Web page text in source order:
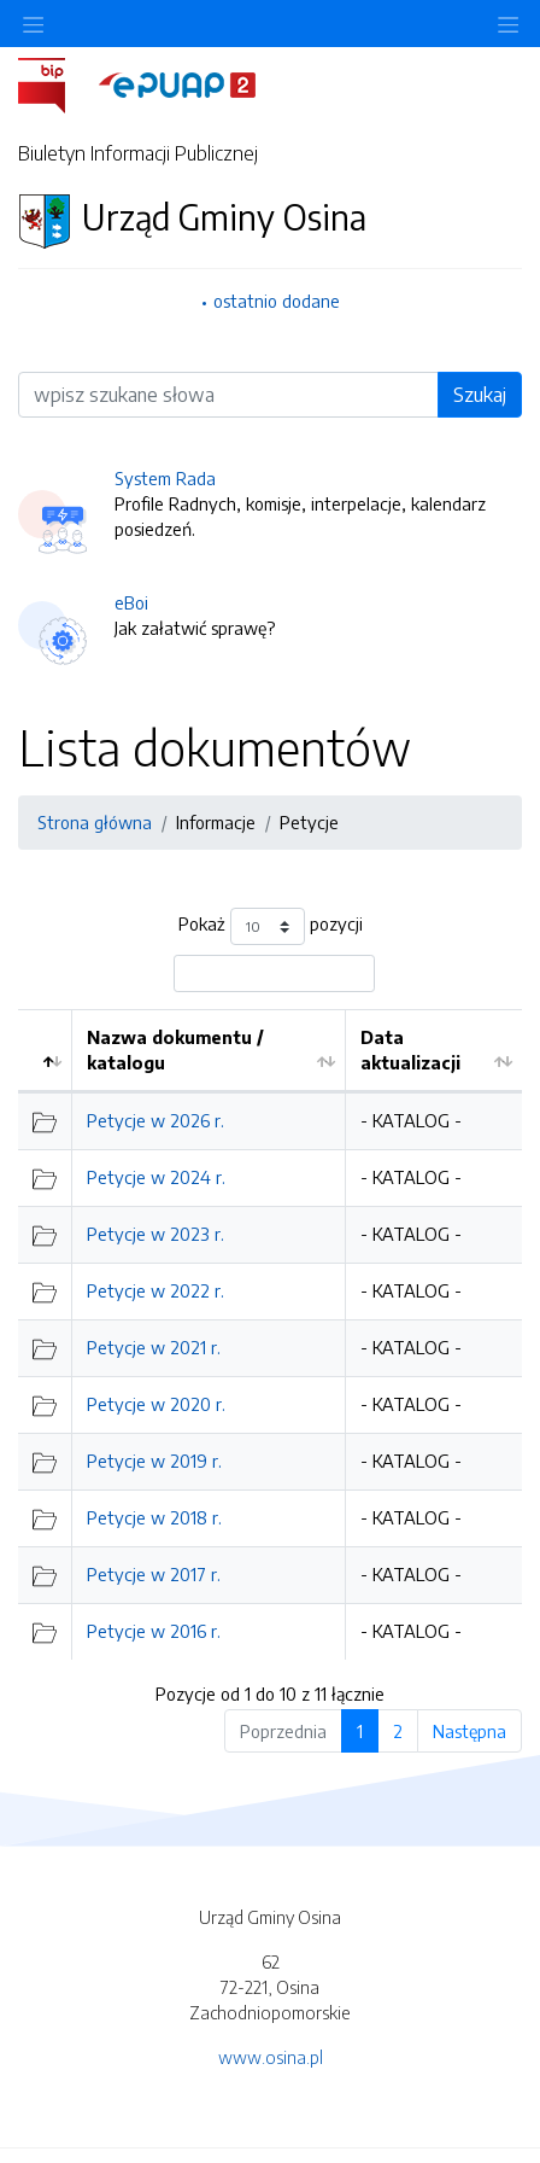
Biuletyn Informacji Publicznej
Urząd Gminy Osina
ostatnio dodane
Wyszukiwarka Szukaj
System Rada
Profile Radnych, komisje, interpelacje, kalendarz
posiedzeń.
eBoi
Jak załatwić sprawę?
Lista dokumentów
Strona główna Informacje Petycje
Pokaż pozycji
Nazwa dokumentu /
katalogu
Data
aktualizacji
Petycje w 2026 r. - KATALOG -
Petycje w 2024 r. - KATALOG -
Petycje w 2023 r. - KATALOG -
Petycje w 2022 r. - KATALOG -
Petycje w 2021 r. - KATALOG -
Petycje w 2020 r. - KATALOG -
Petycje w 2019 r. - KATALOG -
Petycje w 2018 r. - KATALOG -
Petycje w 2017 r. - KATALOG -
Petycje w 2016 r. - KATALOG -
Pozycje od 1 do 10 z 11 łącznie
Poprzednia
1 2 Następna
Urząd Gminy Osina
62
72-221, Osina
Zachodniopomorskie
www.osina.pl